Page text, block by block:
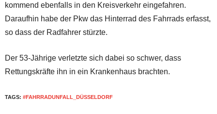
kommend ebenfalls in den Kreisverkehr eingefahren.
Daraufhin habe der Pkw das Hinterrad des Fahrrads erfasst,
so dass der Radfahrer stürzte.
Der 53-Jährige verletzte sich dabei so schwer, dass
Rettungskräfte ihn in ein Krankenhaus brachten.
TAGS: #FAHRRADUNFALL_DÜSSELDORF